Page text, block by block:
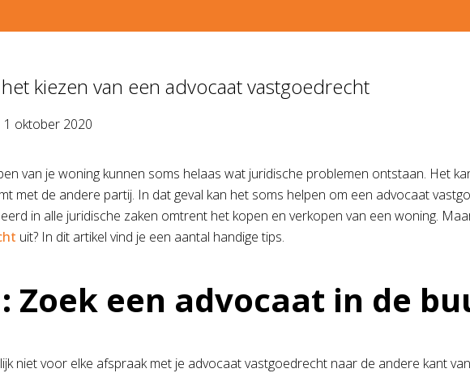
kiezen van een advocaat vastgoedrecht
1 oktober 2020
van je woning kunnen soms helaas wat juridische problemen ontstaan. Het
met de andere partij. In dat geval kan het soms helpen om een advocaat
in alle juridische zaken omtrent het kopen en verkopen van een woning.
uit? In dit artikel vind je een aantal handige tips.
Zoek een advocaat in de
niet voor elke afspraak met je advocaat vastgoedrecht naar de andere kant